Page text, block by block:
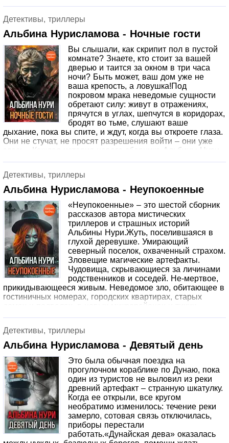
подборка рассказов.
Детективы, триллеры
Альбина Нурисламова - Ночные гости
Вы слышали, как скрипит пол в пустой
комнате? Знаете, кто стоит за вашей
дверью и таится за окном в три часа
ночи? Быть может, ваш дом уже не
ваша крепость, а ловушка!Под
покровом мрака неведомые сущности
обретают силу: живут в отражениях,
прячутся в углах, шепчутся в коридорах,
бродят во тьме, слушают ваше
дыхание, пока вы спите, и ждут, когда вы откроете глаза.
Они не стучат, не просят разрешения войти – они уже
здесь…Каждая история нового сборника Альбины Нури
гостями» вы не сможете спокойно заснуть!
Детективы, триллеры
Альбина Нурисламова - Неупокоенные
«Неупокоенные» – это шестой сборник
рассказов автора мистических
триллеров и страшных историй
Альбины Нури.Жуть, поселившаяся в
глухой деревушке. Умирающий
северный поселок, охваченный страхом.
Зловещие магические артефакты.
Чудовища, скрывающиеся за личинами
родственников и соседей. Не-мертвое,
прикидывающееся живым. Неведомое зло, обитающее в
гостиничных номерах, городских квартирах, старых
домах и подвалах, в новых микрорайонах и тихих
кошмаром может обернуться обычная жизнь.
Детективы, триллеры
Альбина Нурисламова - Девятый день
Это была обычная поездка на
прогулочном кораблике по Дунаю, пока
один из туристов не выловил из реки
древний артефакт – странную шкатулку.
Когда ее открыли, все кругом
необратимо изменилось: течение реки
замерло, сотовая связь отключилась,
приборы перестали
работать.«Дунайская дева» оказалась